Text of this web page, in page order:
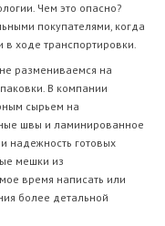
Чем это опасно?
покупателями, когда
в ходе транспортировки.
размениваемся на
В компании
сырьем на
швы и ламинированное
надежность готовых
мешки из
время написать или
более детальной